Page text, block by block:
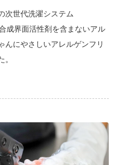
次世代洗濯システム
成界面活性剤を含まないアル
んにやさしいアレルゲンフリ